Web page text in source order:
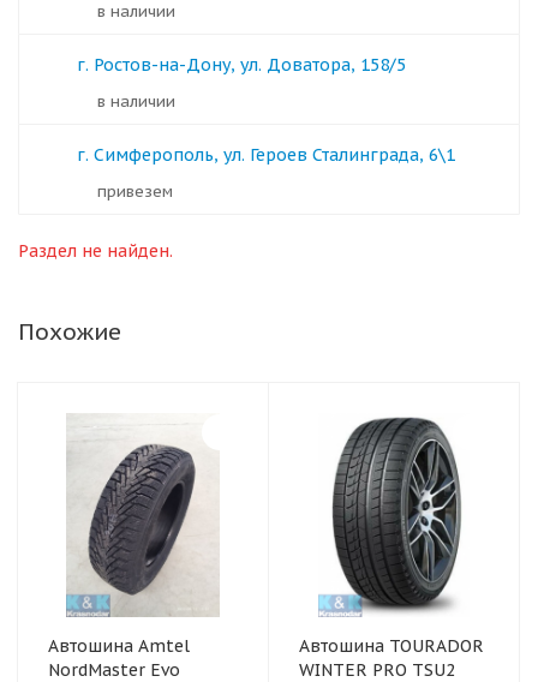
в наличии
г. Ростов-на-Дону, ул. Доватора, 158/5
в наличии
г. Симферополь, ул. Героев Сталинграда, 6\1
Привезем
Раздел не найден.
Похожие
Автошина Amtel
NordMaster Evo
Автошина TOURADOR
WINTER PRO TSU2